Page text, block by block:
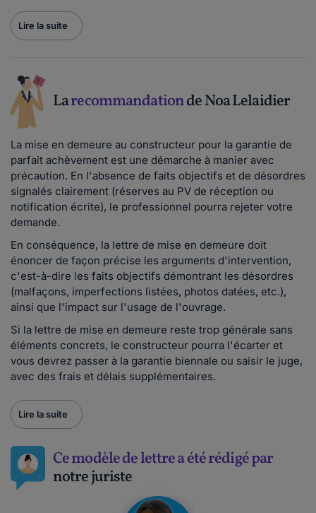
Lire la suite
Larecommandationde Noa Lelaidier
La mise en demeure au constructeur pour la garantie de
parfait achèvement est une démarche à manier avec
précaution. En l'absence de faits objectifs et de désordres
signalés clairement (réserves au PV de réception ou
notification écrite), le professionnel pourra rejeter votre
demande.
En conséquence, la lettre de mise en demeure doit
énoncer de façon précise les arguments d'intervention,
c'est-à-dire les faits objectifs démontrant les désordres
(malfaçons, imperfections listées, photos datées, etc.),
ainsi que l'impact sur l'usage de l'ouvrage.
Si la lettre de mise en demeure reste trop générale sans
éléments concrets, le constructeur pourra l'écarter et
vous devrez passer à la garantie biennale ou saisir le juge,
avec des frais et délais supplémentaires.
Lire la suite
Ce modèle de lettre a été rédigé par
notre juriste